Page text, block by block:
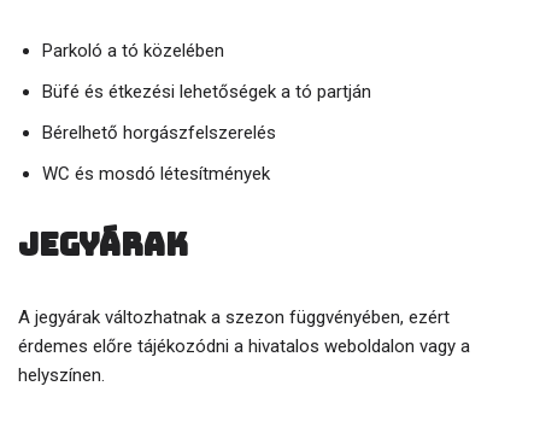
Parkoló a tó közelében
Büfé és étkezési lehetőségek a tó partján
Bérelhető horgászfelszerelés
WC és mosdó létesítmények
Jegyárak
A jegyárak változhatnak a szezon függvényében, ezért
érdemes előre tájékozódni a hivatalos weboldalon vagy a
helyszínen.